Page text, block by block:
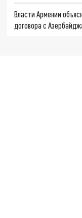
Власти Армении
договора с